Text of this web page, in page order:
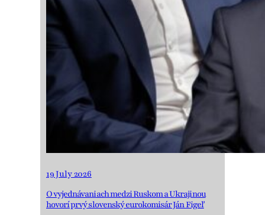
19 July 2026
O vyjednávaniach medzi Ruskom a Ukrajinou
hovorí prvý slovenský eurokomisár Ján Figeľ